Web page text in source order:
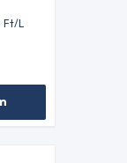
Ft/L